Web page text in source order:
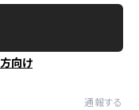
向け
通報する